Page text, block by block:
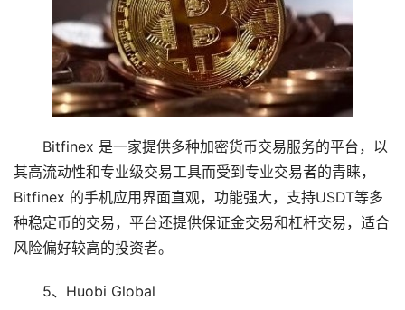
Bitfinex 是一家提供多种加密货币交易服务的平台，以
其高流动性和专业级交易工具而受到专业交易者的青睐，
Bitfinex 的手机应用界面直观，功能强大，支持USDT等多
种稳定币的交易，平台还提供保证金交易和杠杆交易，适合
风险偏好较高的投资者。
5、Huobi Global